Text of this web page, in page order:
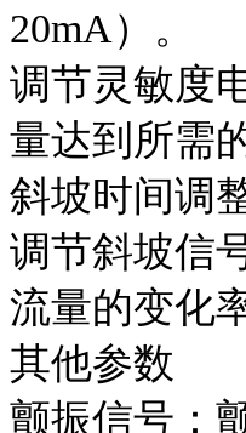
20mA）。
调节灵敏度
量达到所需
斜坡时间调
调节斜坡信
流量的变化
其他参数
颤振信号：